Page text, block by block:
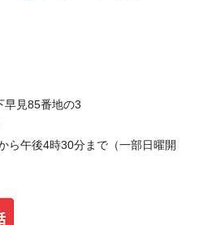
見85番地の3
ら午後4時30分まで（一部日曜開